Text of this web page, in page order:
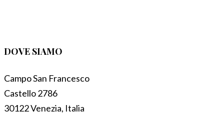
DOVE SIAMO
Campo San Francesco
Castello 2786
30122 Venezia, Italia